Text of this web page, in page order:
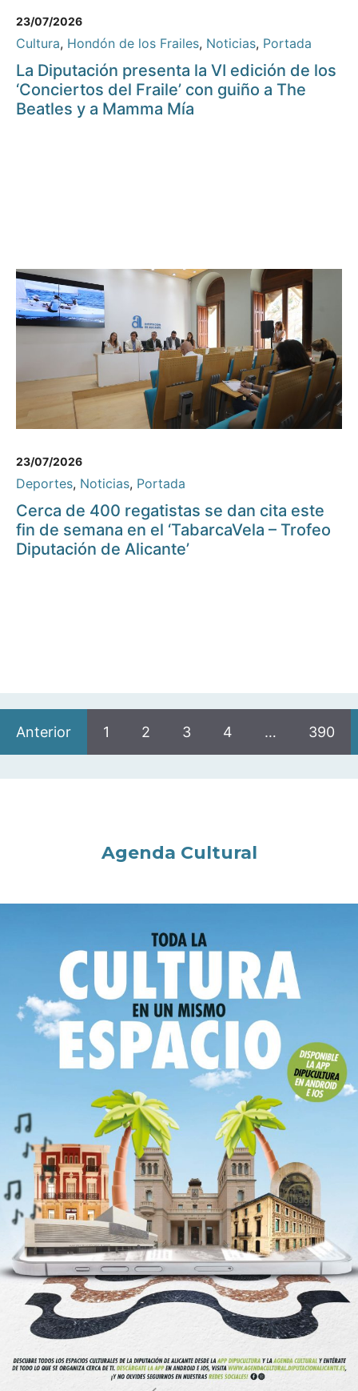
23/07/2026
Cultura, Hondón de los Frailes, Noticias, Portada
La Diputación presenta la VI edición de los
‘Conciertos del Fraile’ con guiño a The
Beatles y a Mamma Mía
23/07/2026
Deportes, Noticias, Portada
Cerca de 400 regatistas se dan cita este
fin de semana en el ‘TabarcaVela – Trofeo
Diputación de Alicante’
Anterior 1 2 3 4 … 390
Agenda Cultural